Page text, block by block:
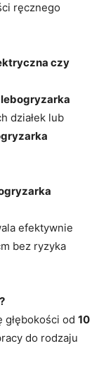
ręcznego
czy
działek lub
efektywnie
bez ryzyka
od 10
do rodzaju